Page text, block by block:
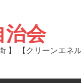
治会
】 【クリーンエ